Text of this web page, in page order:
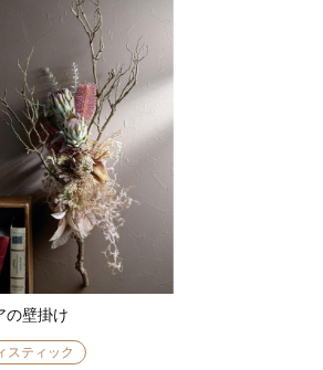
の壁掛け
スティック